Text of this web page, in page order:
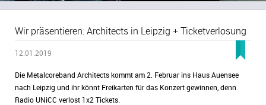
Wir präsentieren: Architects in Leipzig + Ticketverlosung
12.01.2019
Die Metalcoreband Architects kommt am 2. Februar ins Haus Auensee
nach Leipzig und ihr könnt Freikarten für das Konzert gewinnen, denn
Radio UNiCC verlost 1x2 Tickets.